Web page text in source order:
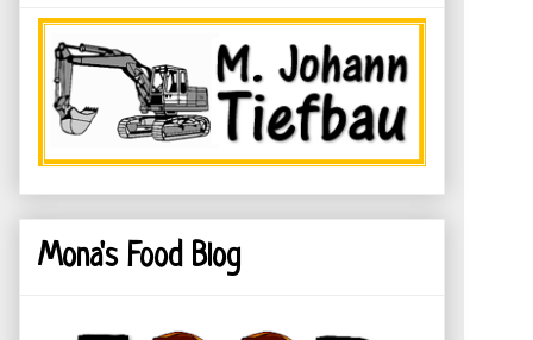
Mona's Food Blog